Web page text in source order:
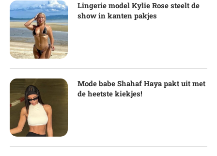
Lingerie model Kylie Rose steelt de
show in kanten pakjes
Mode babe Shahaf Haya pakt uit met
de heetste kiekjes!